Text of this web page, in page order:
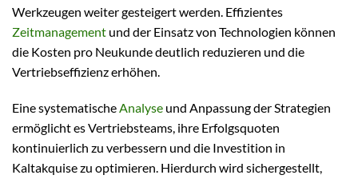
Werkzeugen weiter gesteigert werden. Effizientes
Zeitmanagement und der Einsatz von Technologien können
die Kosten pro Neukunde deutlich reduzieren und die
Vertriebseffizienz erhöhen.
Eine systematischeAnalyse und Anpassung der Strategien
ermöglicht es Vertriebsteams, ihre Erfolgsquoten
kontinuierlich zu verbessern und die Investition in
Kaltakquise zu optimieren. Hierdurch wird sichergestellt,